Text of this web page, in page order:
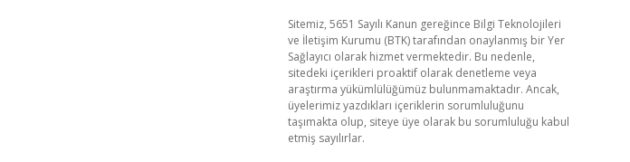
Sitemiz, 5651 Sayılı Kanun gereğince Bilgi Teknolojileri
ve İletişim Kurumu (BTK) tarafından onaylanmış bir Yer
Sağlayıcı olarak hizmet vermektedir. Bu nedenle,
sitedeki içerikleri proaktif olarak denetleme veya
araştırma yükümlülüğümüz bulunmamaktadır. Ancak,
üyelerimiz yazdıkları içeriklerin sorumluluğunu
taşımakta olup, siteye üye olarak bu sorumluluğu kabul
etmiş sayılırlar.